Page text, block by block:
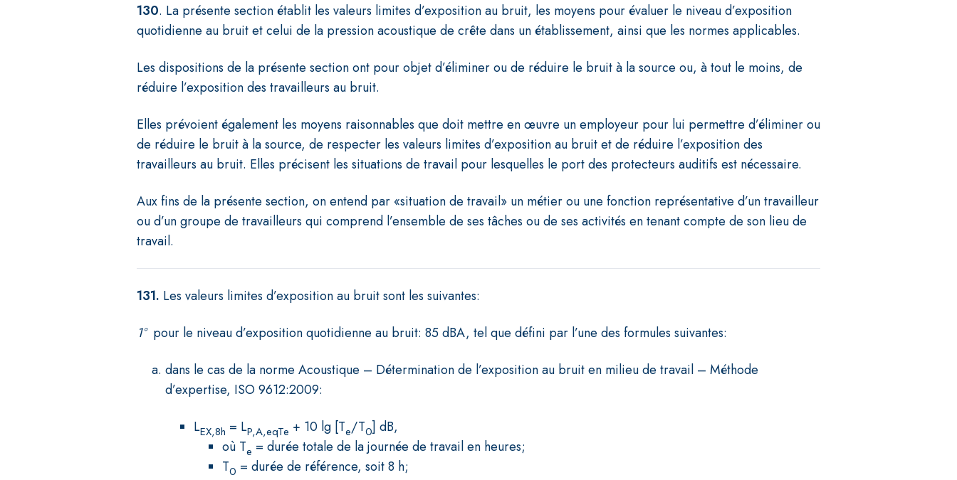
130. La présente section établit les valeurs limites d’exposition au bruit, les moyens pour évaluer le niveau d’exposition
quotidienne au bruit et celui de la pression acoustique de crête dans un établissement, ainsi que les normes applicables.
Les dispositions de la présente section ont pour objet d’éliminer ou de réduire le bruit à la source ou, à tout le moins, de
réduire l’exposition des travailleurs au bruit.
Elles prévoient également les moyens raisonnables que doit mettre en œuvre un employeur pour lui permettre d’éliminer ou
de réduire le bruit à la source, de respecter les valeurs limites d’exposition au bruit et de réduire l’exposition des
travailleurs au bruit. Elles précisent les situations de travail pour lesquelles le port des protecteurs auditifs est nécessaire.
Aux fins de la présente section, on entend par «situation de travail» un métier ou une fonction représentative d’un travailleur
ou d’un groupe de travailleurs qui comprend l’ensemble de ses tâches ou de ses activités en tenant compte de son lieu de
travail.
131. Les valeurs limites d’exposition au bruit sont les suivantes:
1° pour le niveau d’exposition quotidienne au bruit: 85 dBA, tel que défini par l’une des formules suivantes:
dans le cas de la norme Acoustique – Détermination de l’exposition au bruit en milieu de travail – Méthode
d’expertise, ISO 9612:2009:
LEX,8h = LP,A,eqTe + 10 lg [Te/T0] dB,
où Te = durée totale de la journée de travail en heures;
T0 = durée de référence, soit 8 h;